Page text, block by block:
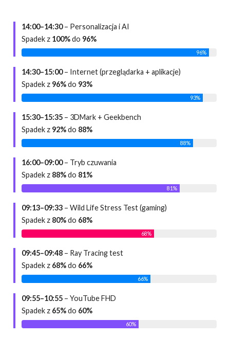
14:00–14:30– Personalizacja i AI
Spadek z 100%do 96%
96%
14:30–15:00– Internet (przeglądarka + aplikacje)
Spadek z 96%do 93%
93%
15:30–15:35 – 3DMark + Geekbench
Spadek z 92%do 88%
88%
16:00–09:00– Tryb czuwania
Spadek z 88%do 81%
81%
09:13–09:33 – Wild Life Stress Test (gaming)
Spadek z 80%do 68%
68%
09:45–09:48 – Ray Tracing test
Spadek z 68%do 66%
66%
09:55–10:55 – YouTube FHD
Spadek z 65%do 60%
60%